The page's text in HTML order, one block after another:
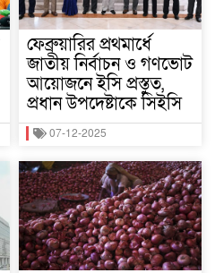
ফেব্রুয়ারির প্রথমার্ধে
জাতীয় নির্বাচন ও গণভোট
আয়োজনে ইসি প্রস্তুত,
প্রধান উপদেষ্টাকে সিইসি
07-12-2025